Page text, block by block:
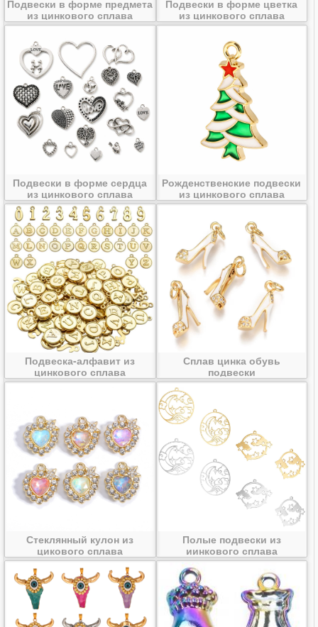
Подвески в форме предмета
из цинкового сплава
Подвески в форме цветка
из цинкового сплава
Подвески в форме сердца
из цинкового сплава
Рожденственские подвески
из цинкового сплава
Подвеска-алфавит из
цинкового сплава
Сплав цинка обувь
подвески
Стеклянный кулон из
цикового сплава
Полые подвески из
иинкового сплава